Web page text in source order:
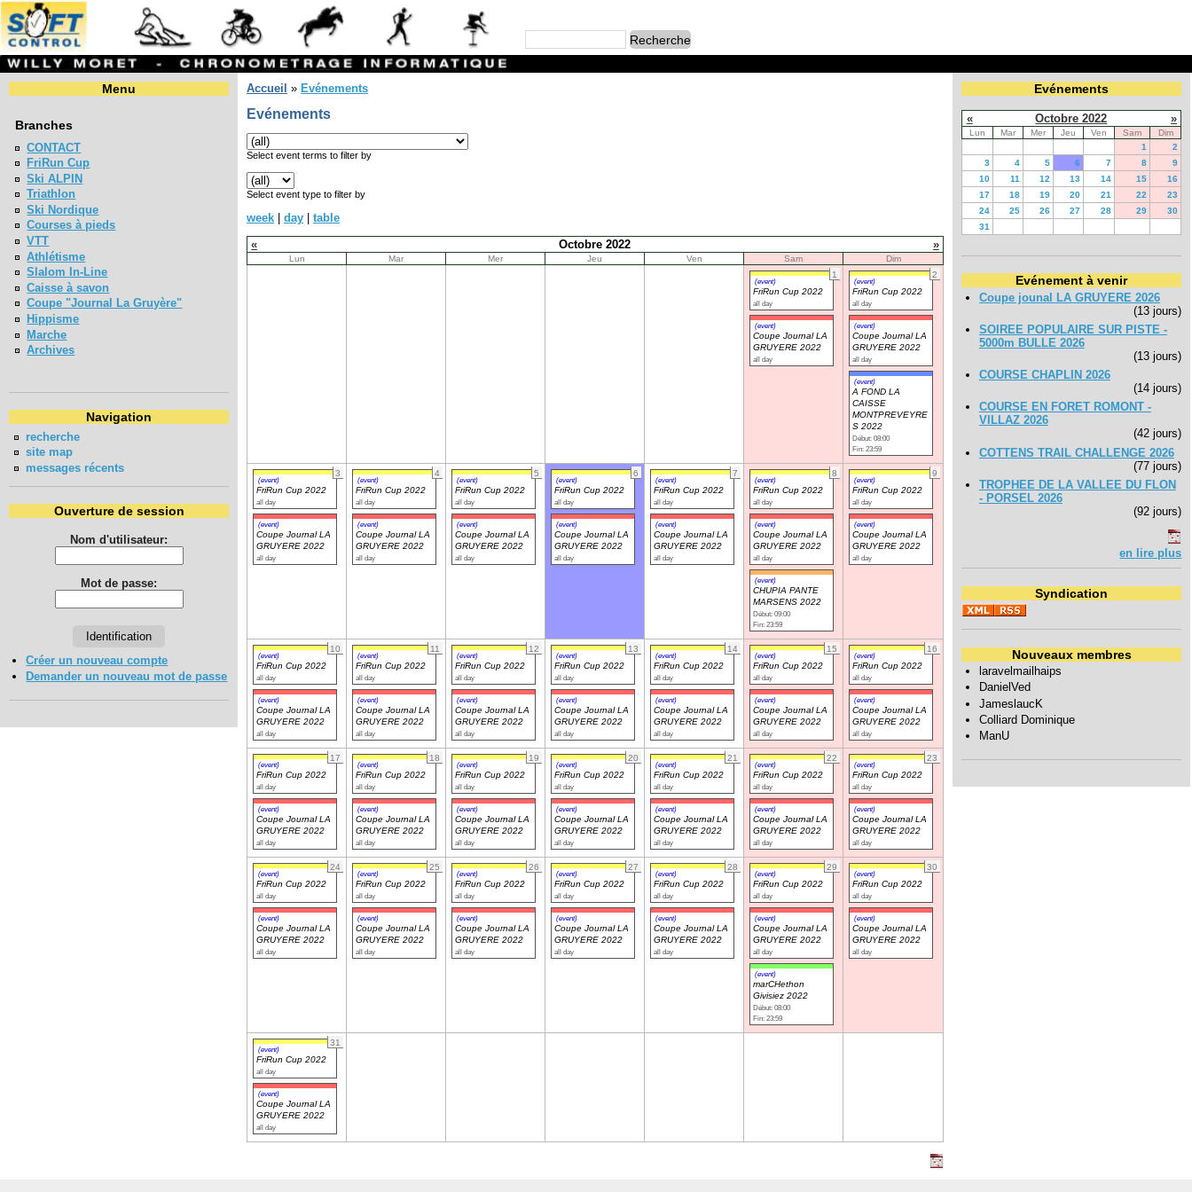
Menu
Branches
CONTACT
FriRun Cup
Ski ALPIN
Triathlon
Ski Nordique
Courses à pieds
VTT
Athlétisme
Slalom In-Line
Caisse à savon
Coupe "Journal La Gruyère"
Hippisme
Marche
Archives
Navigation
recherche
site map
messages récents
Ouverture de session
Nom d'utilisateur:
Mot de passe:
Créer un nouveau compte
Demander un nouveau mot de passe
Accueil » Evénements
Evénements
Select event terms to filter by
Select event type to filter by
week day
table
«
Octobre 2022 »
Lun Mar Mer Jeu Ven Sam
Dim
1
(event)
FriRun Cup 2022
all day
(event)
Coupe Journal LA
GRUYERE 2022
all day
2
(event)
FriRun Cup 2022
all day
(event)
Coupe Journal LA
GRUYERE 2022
all day
(event)
A FOND LA
CAISSE
MONTPREVEYRE
S 2022
Début: 08:00
Fin: 23:59
3
(event)
FriRun Cup 2022
all day
(event)
Coupe Journal LA
GRUYERE 2022
all day
4
(event)
FriRun Cup 2022
all day
(event)
Coupe Journal LA
GRUYERE 2022
all day
5
(event)
FriRun Cup 2022
all day
(event)
Coupe Journal LA
GRUYERE 2022
all day
6
(event)
FriRun Cup 2022
all day
(event)
Coupe Journal LA
GRUYERE 2022
all day
7
(event)
FriRun Cup 2022
all day
(event)
Coupe Journal LA
GRUYERE 2022
all day
8
(event)
FriRun Cup 2022
all day
(event)
Coupe Journal LA
GRUYERE 2022
all day
(event)
CHUPIA PANTE
MARSENS 2022
Début: 09:00
Fin: 23:59
9
(event)
FriRun Cup 2022
all day
(event)
Coupe Journal LA
GRUYERE 2022
all day
10
(event)
FriRun Cup 2022
all day
(event)
Coupe Journal LA
GRUYERE 2022
all day
11
(event)
FriRun Cup 2022
all day
(event)
Coupe Journal LA
GRUYERE 2022
all day
12
(event)
FriRun Cup 2022
all day
(event)
Coupe Journal LA
GRUYERE 2022
all day
13
(event)
FriRun Cup 2022
all day
(event)
Coupe Journal LA
GRUYERE 2022
all day
14
(event)
FriRun Cup 2022
all day
(event)
Coupe Journal LA
GRUYERE 2022
all day
15
(event)
FriRun Cup 2022
all day
(event)
Coupe Journal LA
GRUYERE 2022
all day
16
(event)
FriRun Cup 2022
all day
(event)
Coupe Journal LA
GRUYERE 2022
all day
17
(event)
FriRun Cup 2022
all day
(event)
Coupe Journal LA
GRUYERE 2022
all day
18
(event)
FriRun Cup 2022
all day
(event)
Coupe Journal LA
GRUYERE 2022
all day
19
(event)
FriRun Cup 2022
all day
(event)
Coupe Journal LA
GRUYERE 2022
all day
20
(event)
FriRun Cup 2022
all day
(event)
Coupe Journal LA
GRUYERE 2022
all day
21
(event)
FriRun Cup 2022
all day
(event)
Coupe Journal LA
GRUYERE 2022
all day
22
(event)
FriRun Cup 2022
all day
(event)
Coupe Journal LA
GRUYERE 2022
all day
23
(event)
FriRun Cup 2022
all day
(event)
Coupe Journal LA
GRUYERE 2022
all day
24
(event)
FriRun Cup 2022
all day
(event)
Coupe Journal LA
GRUYERE 2022
all day
25
(event)
FriRun Cup 2022
all day
(event)
Coupe Journal LA
GRUYERE 2022
all day
26
(event)
FriRun Cup 2022
all day
(event)
Coupe Journal LA
GRUYERE 2022
all day
27
(event)
FriRun Cup 2022
all day
(event)
Coupe Journal LA
GRUYERE 2022
all day
28
(event)
FriRun Cup 2022
all day
(event)
Coupe Journal LA
GRUYERE 2022
all day
29
(event)
FriRun Cup 2022
all day
(event)
Coupe Journal LA
GRUYERE 2022
all day
(event)
marCHethon
Givisiez 2022
Début: 08:00
Fin: 23:59
30
(event)
FriRun Cup 2022
all day
(event)
Coupe Journal LA
GRUYERE 2022
all day
31
(event)
FriRun Cup 2022
all day
(event)
Coupe Journal LA
GRUYERE 2022
all day
Evénements
« Octobre 2022 »
Lun Mar Mer Jeu Ven Sam
Dim
1
2
3
4 5 6 7 8
9
10
11 12 13 14 15
16
17
18 19 20 21 22
23
24
25 26 27 28 29
30
31
Evénement à venir
Coupe jounal LA GRUYERE 2026
(13 jours)
SOIREE POPULAIRE SUR PISTE -
5000m BULLE 2026
(13 jours)
COURSE CHAPLIN 2026
(14 jours)
COURSE EN FORET ROMONT -
VILLAZ 2026
(42 jours)
COTTENS TRAIL CHALLENGE 2026
(77 jours)
TROPHEE DE LA VALLEE DU FLON
- PORSEL 2026
(92 jours)
en lire plus
Syndication
Nouveaux membres
laravelmailhaips
DanielVed
JameslaucK
Colliard Dominique
ManU